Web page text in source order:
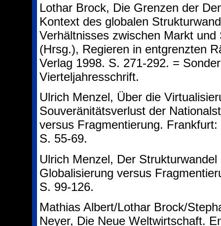
Lothar Brock, Die Grenzen der
Kontext des globalen
Verhältnisses zwischen Markt
(Hrsg.), Regieren in entgrenzten
Verlag 1998. S. 271-292. =
Vierteljahresschrift.
Ulrich Menzel, Über die
Souveränitätsverlust der
versus Fragmentierung.
S. 55-69.
Ulrich Menzel, Der
Globalisierung versus
S. 99-126.
Mathias Albert/Lothar Brock/
Neyer, Die Neue Weltwirtschaft.